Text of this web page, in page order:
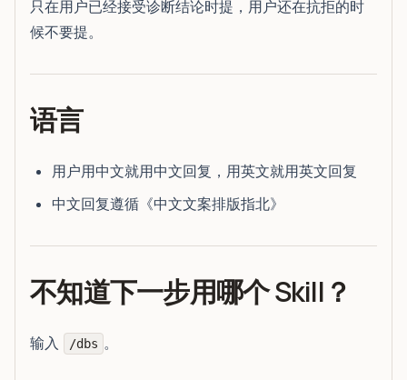
只在用户已经接受诊断结论时提，用户还在抗拒的时
候不要提。
语言
用户用中文就用中文回复，用英文就用英文回复
中文回复遵循《中文文案排版指北》
不知道下一步用哪个 Skill？
输入 /dbs 。